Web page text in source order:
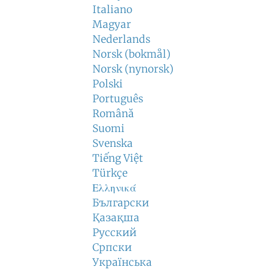
Italiano
Magyar
Nederlands
Norsk (bokmål)
Norsk (nynorsk)
Polski
Português
Română
Suomi
Svenska
Tiếng Việt
Türkçe
Ελληνικά
Български
Қазақша
Русский
Српски
Українська